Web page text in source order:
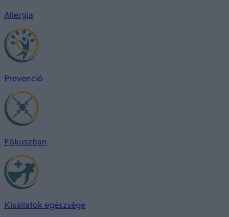
Allergia
Prevenció
Fókuszban
Kisállatok egészsége